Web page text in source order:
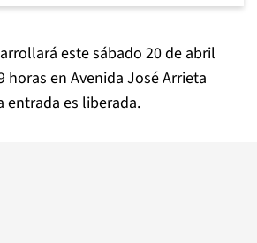
este sábado 20 de abril
horas en Avenida José Arrieta
entrada es liberada.